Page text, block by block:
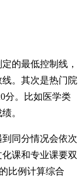
的最低控制线，
。其次是热门院
分。比如医学类
。
同分情况会依次
课和专业课要双
比例计算综合